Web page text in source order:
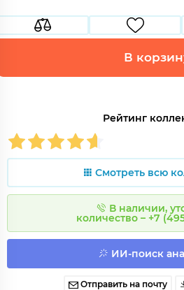
В
Рейтинг
Смотреть всю
В наличии,
количество – +7
ИИ-поиск
Отправить на почту